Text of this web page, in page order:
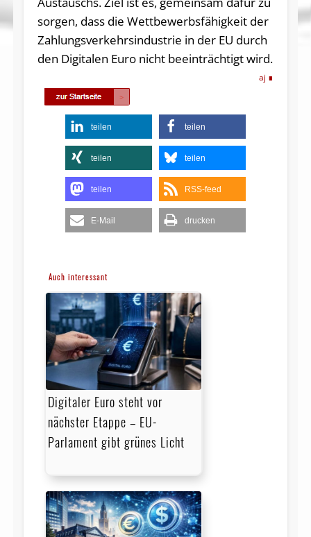
sorgen, dass die Wettbewerbsfähigkeit der
Zahlungsverkehrsindustrie in der EU durch
den Digitalen Euro nicht beeinträchtigt wird.
aj
teilen teilen
teilen teilen
teilen RSS-feed
E-Mail drucken
Auch interessant
Digitaler Euro steht vor
nächster Etappe – EU-
Parlament gibt grünes Licht